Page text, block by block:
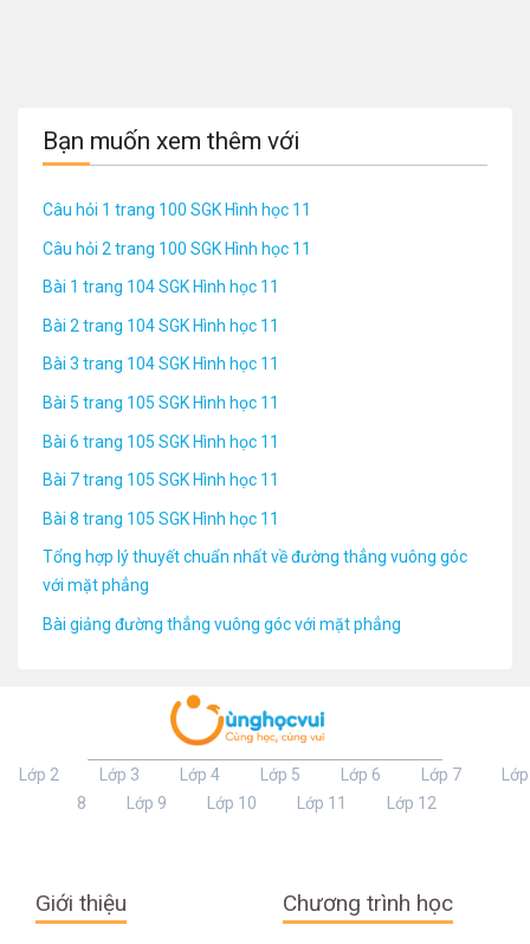
Bạn muốn xem thêm với
Câu hỏi 1 trang 100 SGK Hình học 11
Câu hỏi 2 trang 100 SGK Hình học 11
Bài 1 trang 104 SGK Hình học 11
Bài 2 trang 104 SGK Hình học 11
Bài 3 trang 104 SGK Hình học 11
Bài 5 trang 105 SGK Hình học 11
Bài 6 trang 105 SGK Hình học 11
Bài 7 trang 105 SGK Hình học 11
Bài 8 trang 105 SGK Hình học 11
Tổng hợp lý thuyết chuẩn nhất về đường thẳng vuông góc
với mặt phẳng
Bài giảng đường thẳng vuông góc với mặt phẳng
Lớp 2 Lớp 3 Lớp 4 Lớp 5 Lớp 6 Lớp 7
Lớp
8
Lớp 9 Lớp 10 Lớp 11 Lớp 12
Giới thiệu Chương trình học